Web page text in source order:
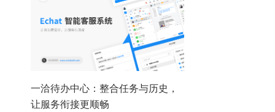
一洽待办中心：整合任务与历史，
让服务衔接更顺畅